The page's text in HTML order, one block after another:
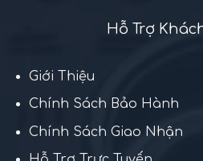
Hỗ Trợ
Giới Thiệu
Chính Sách Bảo Hành
Chính Sách Giao Nhận